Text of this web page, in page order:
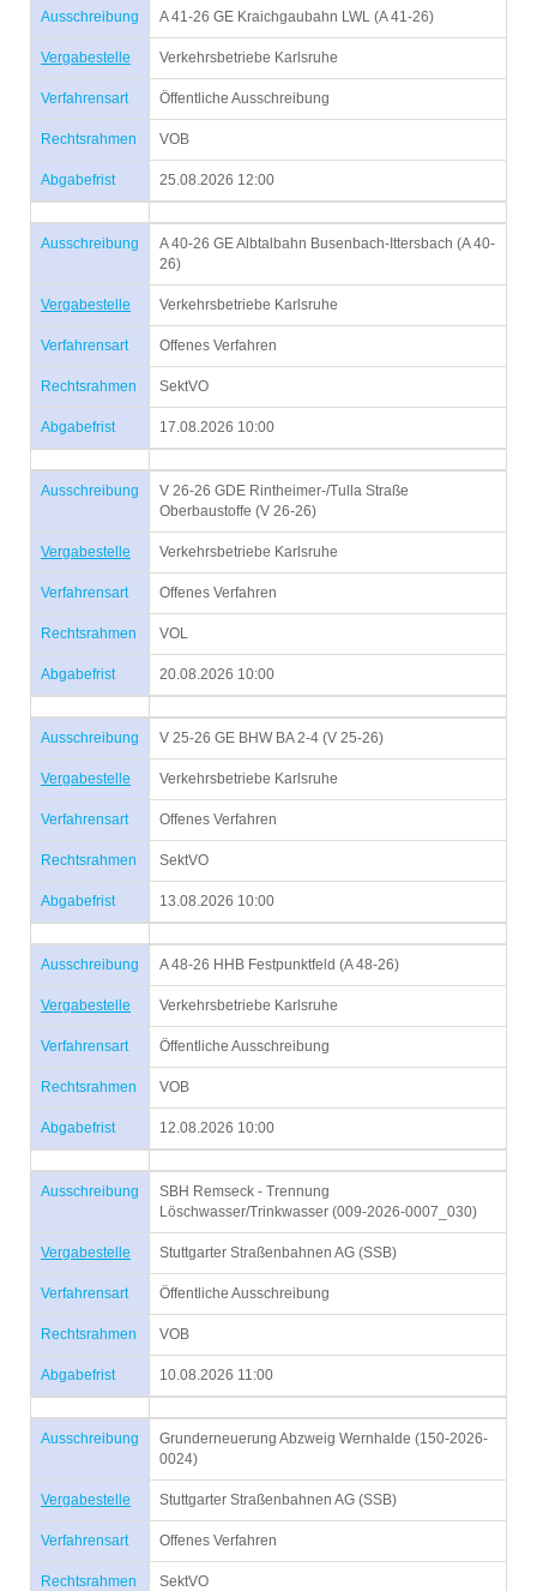
Ausschreibung A 41-26 GE Kraichgaubahn LWL (A 41-26)
Vergabestelle Verkehrsbetriebe Karlsruhe
Verfahrensart Öffentliche Ausschreibung
Rechtsrahmen VOB
Abgabefrist 25.08.2026 12:00
Ausschreibung
A 40-26 GE Albtalbahn Busenbach-Ittersbach (A 40-
26)
Vergabestelle Verkehrsbetriebe Karlsruhe
Verfahrensart Offenes Verfahren
Rechtsrahmen SektVO
Abgabefrist 17.08.2026 10:00
Ausschreibung
V 26-26 GDE Rintheimer-/Tulla Straße
Oberbaustoffe (V 26-26)
Vergabestelle Verkehrsbetriebe Karlsruhe
Verfahrensart Offenes Verfahren
Rechtsrahmen VOL
Abgabefrist 20.08.2026 10:00
Ausschreibung V 25-26 GE BHW BA 2-4 (V 25-26)
Vergabestelle Verkehrsbetriebe Karlsruhe
Verfahrensart Offenes Verfahren
Rechtsrahmen SektVO
Abgabefrist 13.08.2026 10:00
Ausschreibung A 48-26 HHB Festpunktfeld (A 48-26)
Vergabestelle Verkehrsbetriebe Karlsruhe
Verfahrensart Öffentliche Ausschreibung
Rechtsrahmen VOB
Abgabefrist 12.08.2026 10:00
Ausschreibung
SBH Remseck - Trennung
Löschwasser/Trinkwasser (009-2026-0007_030)
Vergabestelle Stuttgarter Straßenbahnen AG (SSB)
Verfahrensart Öffentliche Ausschreibung
Rechtsrahmen VOB
Abgabefrist 10.08.2026 11:00
Ausschreibung
Grunderneuerung Abzweig Wernhalde (150-2026-
0024)
Vergabestelle Stuttgarter Straßenbahnen AG (SSB)
Verfahrensart Offenes Verfahren
Rechtsrahmen SektVO